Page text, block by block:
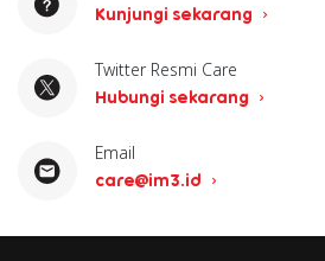
Kunjungi sekarang
Twitter Resmi Care
Hubungi sekarang
Email
care@im3.id